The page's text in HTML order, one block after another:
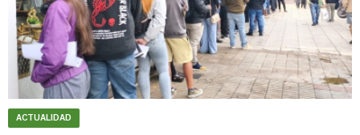
ACTUALIDAD